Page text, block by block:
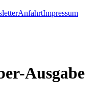
AnfahrtImpressum
Ausgabe